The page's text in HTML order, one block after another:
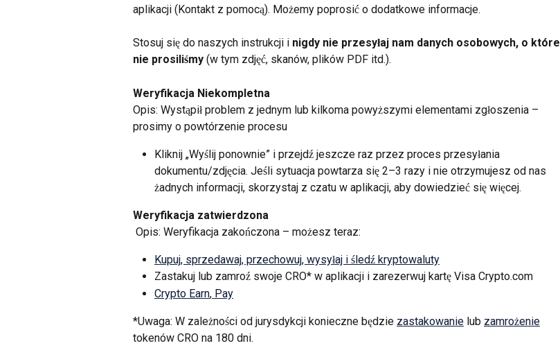
aplikacji (Kontakt z pomocą). Możemy poprosić o dodatkowe informacje.
Stosuj się do naszych instrukcji i nigdy nie przesyłaj nam danych osobowych, o które
nie prosiliśmy (w tym zdjęć, skanów, plików PDF itd.).
Weryfikacja Niekompletna
Opis: Wystąpił problem z jednym lub kilkoma powyższymi elementami zgłoszenia –
prosimy o powtórzenie procesu
Kliknij „Wyślij ponownie” i przejdź jeszcze raz przez proces przesyłania
dokumentu/zdjęcia. Jeśli sytuacja powtarza się 2–3 razy i nie otrzymujesz od nas
żadnych informacji, skorzystaj z czatu w aplikacji, aby dowiedzieć się więcej.
Weryfikacja zatwierdzona
Opis: Weryfikacja zakończona – możesz teraz:
Kupuj, sprzedawaj, przechowuj, wysyłaj i śledź kryptowaluty
Zastakuj lub zamroź swoje CRO* w aplikacji i zarezerwuj kartę Visa Crypto.com
Crypto Earn, Pay
*Uwaga: W zależności od jurysdykcji konieczne będzie zastakowanie lub zamrożenie
tokenów CRO na 180 dni.